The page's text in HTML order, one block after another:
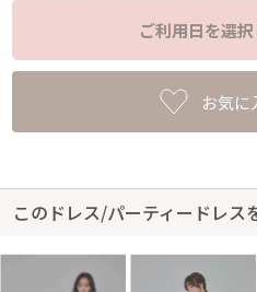
ご利用日を選
お気に
このドレス/パーティードレス